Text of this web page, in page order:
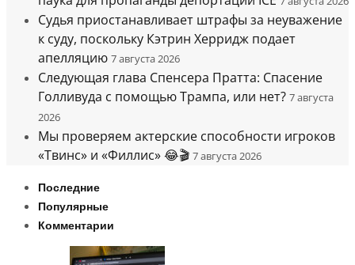
Судья приостанавливает штрафы за неуважение
к суду, поскольку Кэтрин Херридж подает
апелляцию 7 августа 2026
Следующая глава Спенсера Пратта: Спасение
Голливуда с помощью Трампа, или нет? 7 августа
2026
Мы проверяем актерские способности игроков
«Твинс» и «Филлис» 😂🎬 7 августа 2026
Последние
Популярные
Комментарии